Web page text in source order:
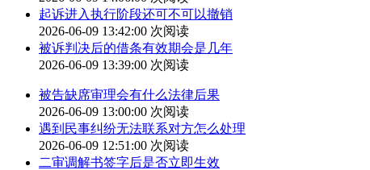
起诉进入执行阶段还可不可以撤销
2026-06-09 13:42:00 次阅读
被诉判决后的借条有效期会是几年
2026-06-09 13:39:00 次阅读
被告缺席审理会有什么法律后果
2026-06-09 13:00:00 次阅读
遇到民事纠纷无法联系对方怎么处理
2026-06-09 12:51:00 次阅读
二审调解书签字后是否立即生效